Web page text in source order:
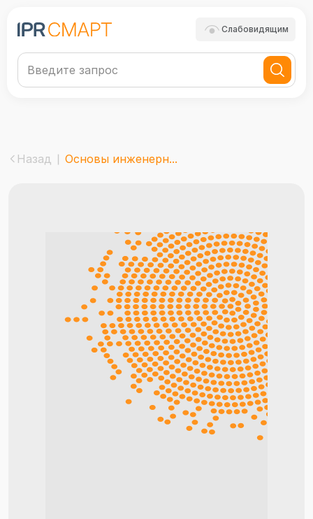
Слабовидящим
Назад Основы инженерн...